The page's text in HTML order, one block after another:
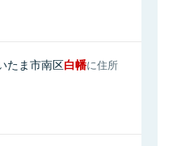
たま市南区白幡に住所